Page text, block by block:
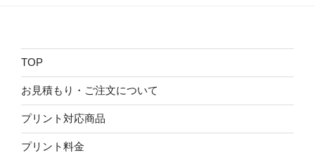
TOP
お見積もり・ご注文について
プリント対応商品
プリント料金